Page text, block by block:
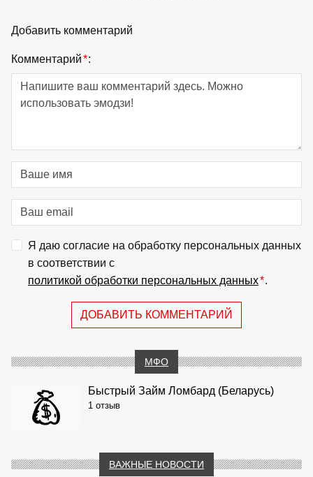
Добавить комментарий
Комментарий*:
Я даю согласие на обработку персональных данных
в соответствии с
политикой обработки персональных данных*.
ДОБАВИТЬ КОММЕНТАРИЙ
МФО
Быстрый Займ Ломбард (Беларусь)
1 отзыв
ВАЖНЫЕ НОВОСТИ